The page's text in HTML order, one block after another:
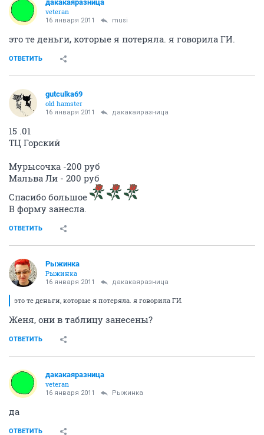
дакакаяразница
veteran
16 января 2011 musi
это те деньги, которые я потеряла. я говорила ГИ.
ОТВЕТИТЬ
gutculka69
old hamster
16 января 2011 дакакаяразница
15 .01
ТЦ Горский
Мурысочка -200 руб
Мальва Ли - 200 руб
Спасибо большое
В форму занесла.
ОТВЕТИТЬ
Рыжинка
Рыжинка
16 января 2011 дакакаяразница
это те деньги, которые я потеряла. я говорила ГИ.
Женя, они в таблицу занесены?
ОТВЕТИТЬ
дакакаяразница
veteran
16 января 2011 Рыжинка
да
ОТВЕТИТЬ